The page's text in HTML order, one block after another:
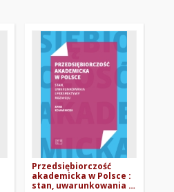
Przedsiębiorczość
akademicka w Polsce :
stan, uwarunkowania i